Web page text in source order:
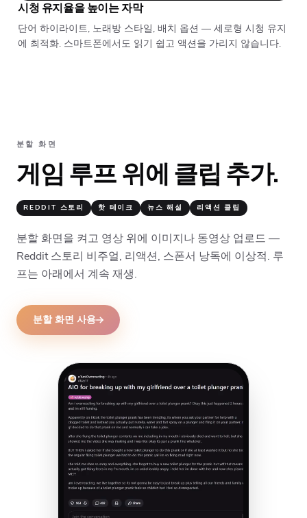
시청 유지율을 높이는 자막
단어 하이라이트, 노래방 스타일, 배치 옵션 — 세로형 시청 유지
에 최적화. 스마트폰에서도 읽기 쉽고 액션을 가리지 않습니다.
분할 화면
게임 루프 위에 클립 추가.
REDDIT 스토리 핫 테이크 뉴스 해설 리액션 클립
분할 화면을 켜고 영상 위에 이미지나 동영상 업로드 —
Reddit 스토리 비주얼, 리액션, 스폰서 낭독에 이상적. 루
프는 아래에서 계속 재생.
분할 화면 사용